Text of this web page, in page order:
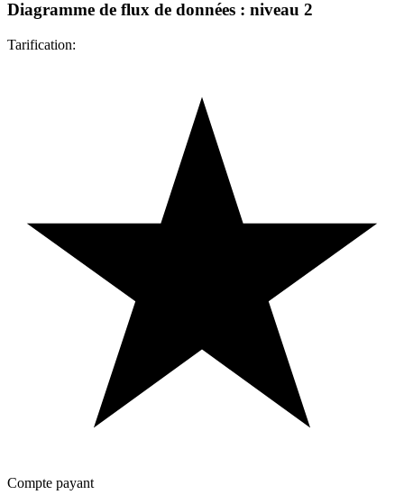
Diagramme de flux de données : niveau 2
Tarification:
Compte payant